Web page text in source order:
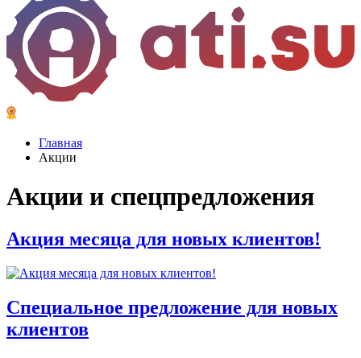
Главная
Акции
Акции и спец­предложения
Акция месяца для новых клиентов!
Специальное предложение для новых
клиентов